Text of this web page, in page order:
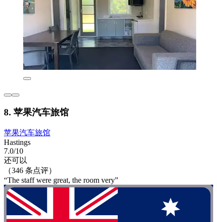
8. 苹果汽车旅馆
苹果汽车旅馆
Hastings
7.0/10
还可以
（346 条点评）
“The staff were great, the room very”